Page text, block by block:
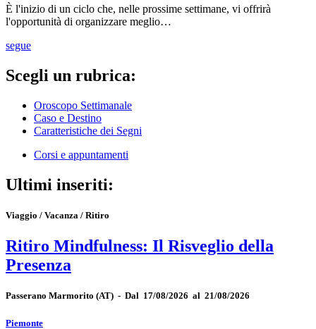
È l'inizio di un ciclo che, nelle prossime settimane, vi offrirà
l'opportunità di organizzare meglio…
segue
Scegli un rubrica:
Oroscopo Settimanale
Caso e Destino
Caratteristiche dei Segni
Corsi e appuntamenti
Ultimi inseriti:
Viaggio / Vacanza / Ritiro
Ritiro Mindfulness: Il Risveglio della
Presenza
Passerano Marmorito (AT) - Dal 17/08/2026 al 21/08/2026
Piemonte